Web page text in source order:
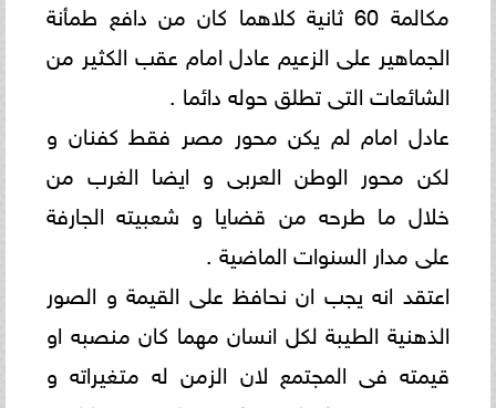
مكالمة 60 ثانية كلاهما كان من دافع طمأنة
الجماهير على الزعيم عادل امام عقب الكثير من
الشائعات التى تطلق حوله دائما .
عادل امام لم يكن محور مصر فقط كفنان و
لكن محور الوطن العربى و ايضا الغرب من
خلال ما طرحه من قضايا و شعبيته الجارفة
على مدار السنوات الماضية .
اعتقد انه يجب ان نحافظ على القيمة و الصور
الذهنية الطيبة لكل انسان مهما كان منصبه او
قيمته فى المجتمع لان الزمن له متغيراته و